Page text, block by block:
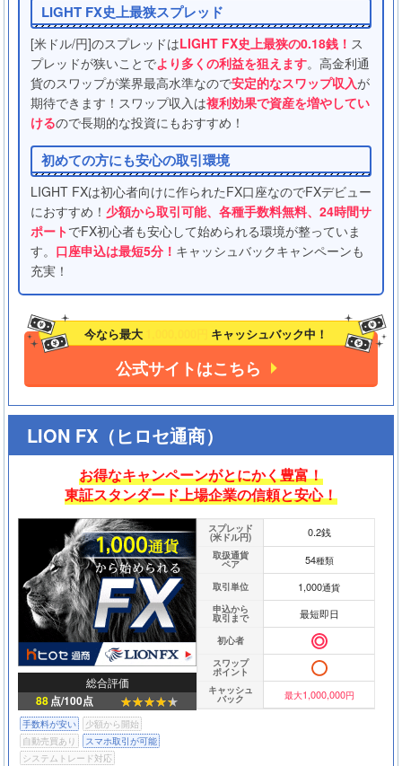
LIGHT FX史上最狭スプレッド
[米ドル/円]のスプレッドはLIGHT FX史上最狭の0.18銭！ ス
プレッドが狭いことでより多くの利益を狙えます。高金利通
貨のスワップが業界最高水準なので安定的なスワップ収入が
期待できます！スワップ収入は複利効果で資産を増やしてい
けるので長期的な投資にもおすすめ！
初めての方にも安心の取引環境
LIGHT FXは初心者向けに作られたFX口座なのでFXデビュー
におすすめ！ 少額から取引可能、各種手数料無料、24時間サ
ポートでFX初心者も安心して始められる環境が整っていま
す。 口座申込は最短5分！ キャッシュバックキャンペーンも
充実！
今なら最大 キャッシュバック中！
公式サイトはこちら
LION FX（ヒロセ通商）
お得なキャンペーンがとにかく豊富！
東証スタンダード上場企業の信頼と安心！
総合評価
88点/100点
手数料が安い
少額から開始
自動売買あり
スマホ取引が可能
システムトレード対応
スプレッド
(米ドル円) 0.2銭
取扱通貨
ペア 54種類
取引単位 1,000通貨
申込から
取引まで 最短即日
初心者
スワップ
ポイント
キャッシュ
バック 最大1,000,000円